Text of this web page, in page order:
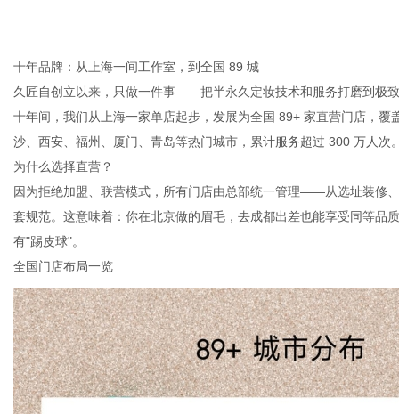
十年品牌：从上海一间工作室，到全国 89 城
久匠自创立以来，只做一件事——把半永久定妆技术和服务打磨到极
十年间，我们从上海一家单店起步，发展为全国 89+ 家直营门店，
沙、西安、福州、厦门、青岛等热门城市，累计服务超过 300 万人次
为什么选择直营？
因为拒绝加盟、联营模式，所有门店由总部统一管理——从选址装修
套规范。这意味着：你在北京做的眉毛，去成都出差也能享受同等品
有"踢皮球"。
全国门店布局一览